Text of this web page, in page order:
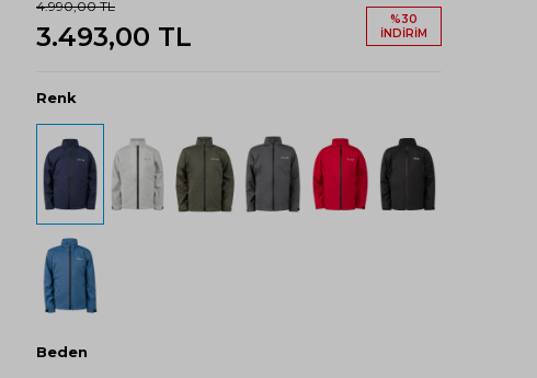
4.990,00TL
3.493,00 TL
%30
İNDIRIM
Renk
Beden